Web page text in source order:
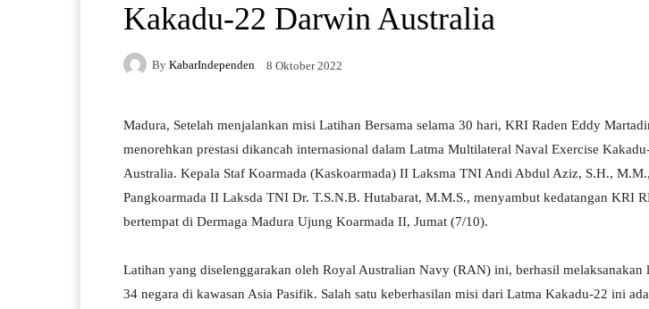
Kakadu-22 Darwin Australia
By KabarIndependen 8 Oktober 2022
Madura, Setelah menjalankan misi Latihan Bersama selama 30 hari, KRI Raden Eddy
menorehkan prestasi dikancah internasional dalam Latma Multilateral Naval Exercise
Australia. Kepala Staf Koarmada (Kaskoarmada) II Laksma TNI Andi Abdul Aziz, S.H.,
Pangkoarmada II Laksda TNI Dr. T.S.N.B. Hutabarat, M.M.S., menyambut kedatangan KRI
bertempat di Dermaga Madura Ujung Koarmada II, Jumat (7/10).
Latihan yang diselenggarakan oleh Royal Australian Navy (RAN) ini, berhasil melaksanakan
34 negara di kawasan Asia Pasifik. Salah satu keberhasilan misi dari Latma Kakadu-22 ini